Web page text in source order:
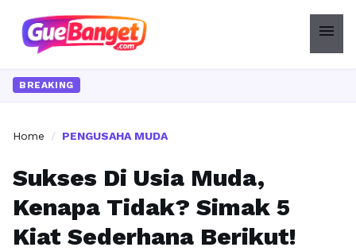
menu
BREAKING
Home / PENGUSAHA MUDA
Sukses Di Usia Muda,
Kenapa Tidak? Simak 5
Kiat Sederhana Berikut!